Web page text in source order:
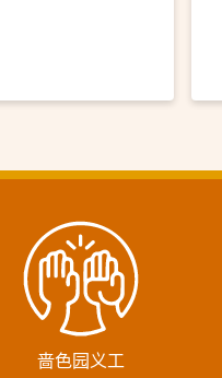
啬色园义工